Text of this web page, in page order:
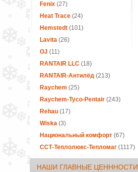
Fenix(27)
Heat Trace(24)
Hemstedt(101)
Lavita(26)
OJ (11)
RANTAIR LLC(18)
RANTAIR-Антилёд(213)
Raychem (25)
Raychem-Tyco-Pentair (243)
Rehau(17)
Wiska(3)
Национальный комфорт(67)
ССТ-Теплолюкс-Тепломаг(1117)
НАШИ ГЛАВНЫЕ ЦЕНННОСТИ